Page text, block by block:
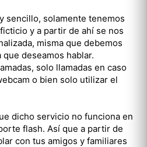
sencillo, solamente tenemos
y a partir de ahí se nos
misma que debemos
deseamos hablar.
solo llamadas en caso
o bien solo utilizar el
dicho servicio no funciona en
flash. Así que a partir de
con tus amigos y familiares